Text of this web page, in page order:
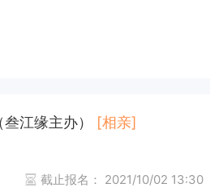
江缘主办） [相亲]
截止报名： 2021/10/02 13:30